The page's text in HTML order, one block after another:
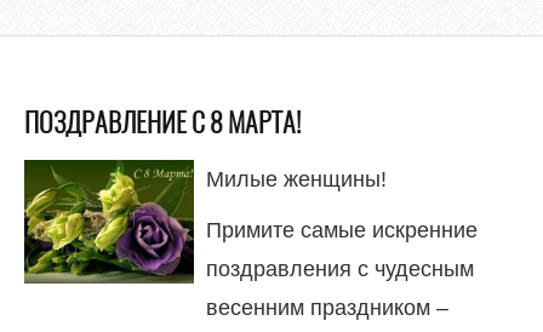
ПОЗДРАВЛЕНИЕ С 8 МАРТА!
Милые женщины!
Примите самые искренние
поздравления с чудесным
весенним праздником –